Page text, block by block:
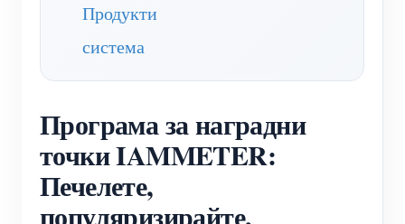
Продукти
система
Програма за наградни
точки IAMMETER:
Печелете,
популяризирайте,